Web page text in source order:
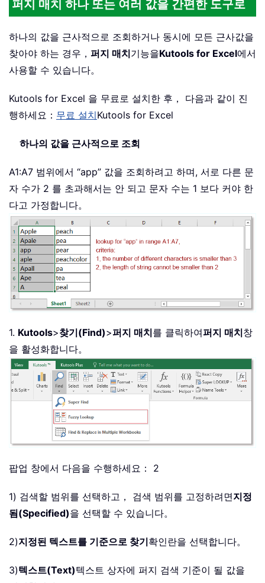
퍼지 매치 하나 또는 여러 값을 간편한 도구로
하나의 값을 근사적으로 조회하거나 동시에 모든 근사값을
찾아야 하는 경우， 퍼지 매치기능을Kutools for Excel에서
사용할 수 있습니다。
Kutools for Excel 을 무료로 설치한 후， 다음과 같이 진
행하세요： 무료 설치Kutools for Excel
하나의 값을 근사적으로 조회
A1:A7 범위에서 “app” 값을 조회하려고 하며, 서로 다른 문
자 수가 2 를 초과해서는 안 되고 문자 수는 1 보다 커야 한
다고 가정합니다。
1. Kutools>찾기(Find)>퍼지 매치를 클릭하여퍼지 매치창
을 활성화합니다。
팝업 창에서 다음을 수행하세요： 2
1) 검색할 범위를 선택하고， 검색 범위를 고정하려면지정
됨(Specified)을 선택할 수 있습니다。
2)지정된 텍스트를 기준으로 찾기확인란을 선택합니다。
3)텍스트(Text)텍스트 상자에 퍼지 검색 기준이 될 값을